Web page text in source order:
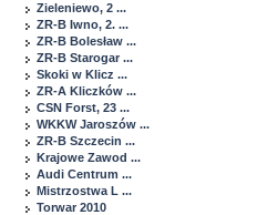
Zieleniewo, 2 ...
ZR-B Iwno, 2. ...
ZR-B Bolesław ...
ZR-B Starogar ...
Skoki w Klicz ...
ZR-A Kliczków ...
CSN Forst, 23 ...
WKKW Jaroszów ...
ZR-B Szczecin ...
Krajowe Zawod ...
Audi Centrum ...
Mistrzostwa L ...
Torwar 2010